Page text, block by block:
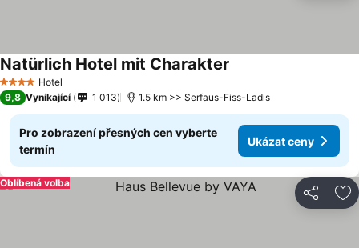
4 Počet hvězdiček
Hotel
Natürlich Hotel mit Charakter
9,8 Vynikající 1 013 1.5 km >> Serfaus-Fiss-Ladis
Pro zobrazení přesných cen vyberte
termín
Ukázat ceny
Sdílet
Oblíbená volba